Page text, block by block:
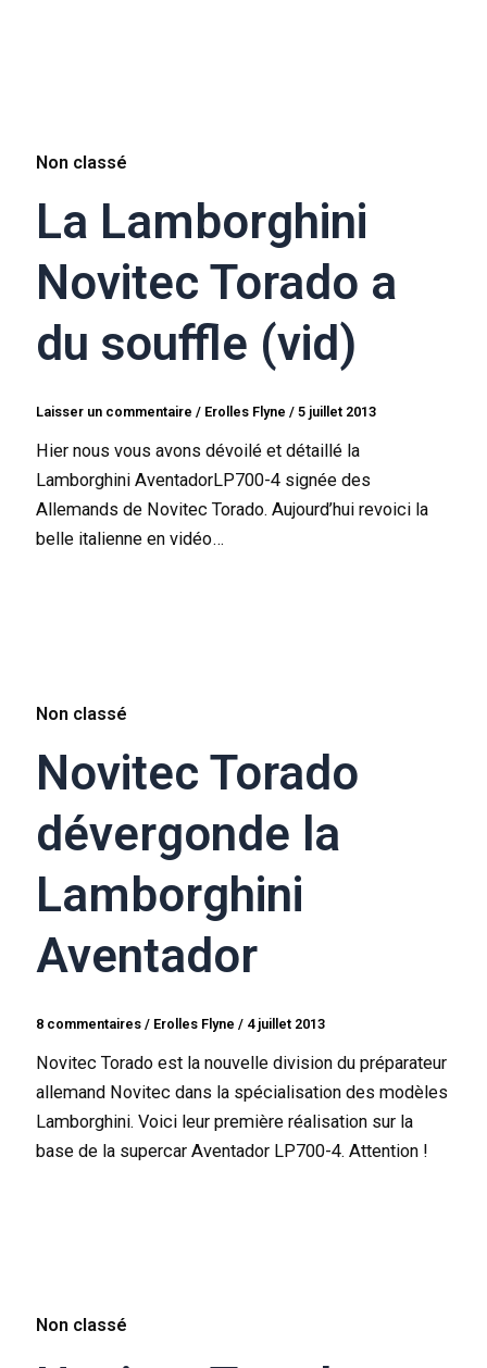
Non classé
La Lamborghini
Novitec Torado a
du souffle (vid)
Laisser un commentaire / Erolles Flyne/5 juillet 2013
Hier nous vous avons dévoilé et détaillé la
Lamborghini AventadorLP700-4 signée des
Allemands de Novitec Torado. Aujourd’hui revoici la
belle italienne en vidéo…
Non classé
Novitec Torado
dévergonde la
Lamborghini
Aventador
8 commentaires / Erolles Flyne/ 4 juillet 2013
Novitec Torado est la nouvelle division du préparateur
allemand Novitec dans la spécialisation des modèles
Lamborghini. Voici leur première réalisation sur la
base de la supercar Aventador LP700-4. Attention !
Non classé